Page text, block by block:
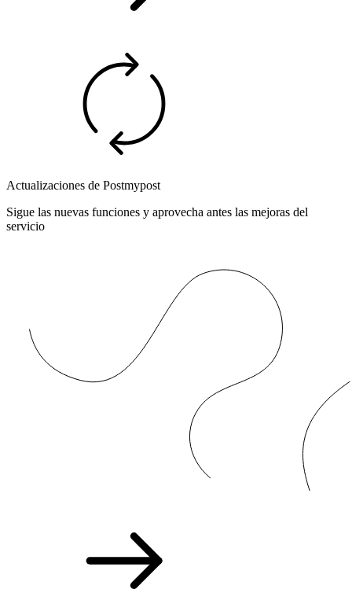
Actualizaciones de Postmypost
Sigue las nuevas funciones y aprovecha antes las mejoras del
servicio